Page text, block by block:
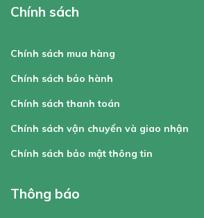
Chính sách
Chính sách mua hàng
Chính sách bảo hành
Chính sách thanh toán
Chính sách vận chuyển và giao nhận
Chính sách bảo mật thông tin
Thông báo